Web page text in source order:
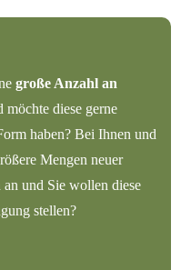
große Anzahl an
möchte diese gerne
haben? Bei Ihnen und
Mengen neuer
und Sie wollen diese
stellen?